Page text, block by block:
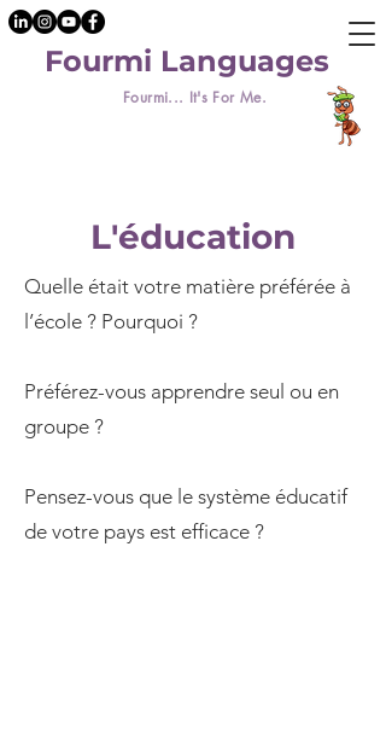
Fourmi... It's For Me.
Fourmi Languages
L'éducation
Quelle était votre matière préférée à
l’école ? Pourquoi ?
Préférez-vous apprendre seul ou en
groupe ?
Pensez-vous que le système éducatif
de votre pays est efficace ?